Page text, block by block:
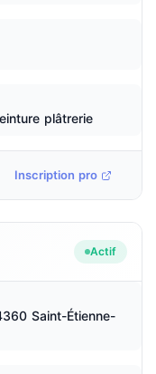
plâtrerie
Inscription pro
Actif
Saint-Étienne-